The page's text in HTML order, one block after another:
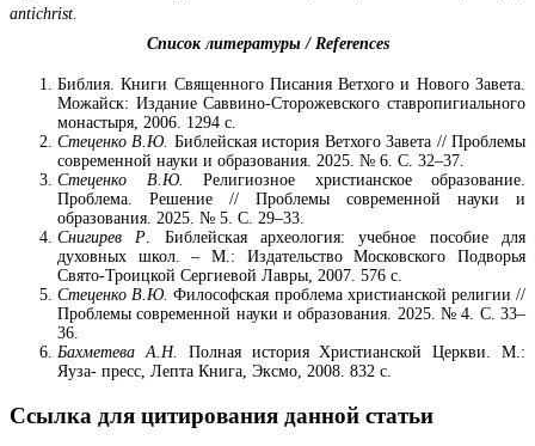
antichrist.
Список литературы / References
Библия. Книги Священного Писания Ветхого и Нового Завета.
Можайск: Издание Саввино-Сторожевского ставропигиального
монастыря, 2006. 1294 с.
Стеценко В.Ю. Библейская история Ветхого Завета // Проблемы
современной науки и образования. 2025. № 6. С. 32–37.
Стеценко В.Ю.
Религиозное христианское образование.
Проблема. Решение // Проблемы современной науки и
образования. 2025. № 5. С. 29–33.
Снигирев Р . Библейская археология: учебное пособие для
духовных школ. – М.: Издательство Московского Подворья
Свято-Троицкой Сергиевой Лавры, 2007. 576 с.
Стеценко В.Ю. Философская проблема христианской религии //
Проблемы современной науки и образования. 2025. № 4. С. 33–
36.
Бахметева А.Н.
Полная история Христианской Церкви. М.:
Яуза- пресс, Лепта Книга, Эксмо, 2008. 832 с.
Ссылка для цитирования данной статьи